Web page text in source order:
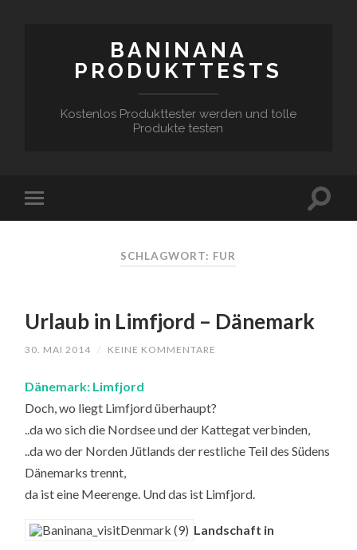
BANINANA
PRODUKTTESTS
Kostenlos Produkttester werden und tolle
Produkte testen
SCHLAGWORT: FUR
Urlaub in Limfjord – Dänemark
30. MAI 2014 / KEINE KOMMENTARE
Dänemark: Limfjord
Doch, wo liegt Limfjord überhaupt?
..da wo sich die Nordsee und der Kattegat verbinden,
..da wo der Norden Jütlands der restliche Teil des Südens
Dänemarks trennt,
da ist eine Meerenge. Und das ist Limfjord.
Landschaft in